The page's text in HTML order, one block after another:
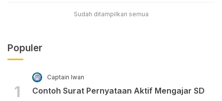
Sudah ditampilkan semua
Populer
1
Captain Iwan
Contoh Surat Pernyataan Aktif Mengajar SD